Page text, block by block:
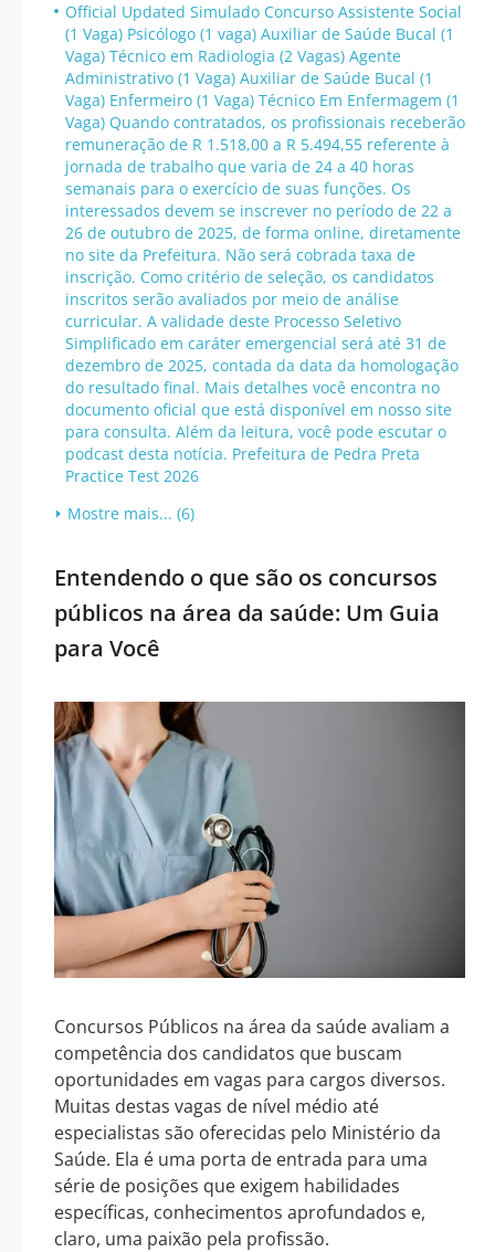
Official Updated Simulado Concurso Assistente Social
(1 Vaga) Psicólogo (1 vaga) Auxiliar de Saúde Bucal (1
Vaga) Técnico em Radiologia (2 Vagas) Agente
Administrativo (1 Vaga) Auxiliar de Saúde Bucal (1
Vaga) Enfermeiro (1 Vaga) Técnico Em Enfermagem (1
Vaga) Quando contratados, os profissionais receberão
remuneração de R 1.518,00 a R 5.494,55 referente à
jornada de trabalho que varia de 24 a 40 horas
semanais para o exercício de suas funções. Os
interessados devem se inscrever no período de 22 a
26 de outubro de 2025, de forma online, diretamente
no site da Prefeitura. Não será cobrada taxa de
inscrição. Como critério de seleção, os candidatos
inscritos serão avaliados por meio de análise
curricular. A validade deste Processo Seletivo
Simplificado em caráter emergencial será até 31 de
dezembro de 2025, contada da data da homologação
do resultado final. Mais detalhes você encontra no
documento oficial que está disponível em nosso site
para consulta. Além da leitura, você pode escutar o
podcast desta notícia. Prefeitura de Pedra Preta
Practice Test 2026
Mostre mais... (6)
Entendendo o que são os concursos
públicos na área da saúde: Um Guia
para Você
Concursos Públicos na área da saúde avaliam a
competência dos candidatos que buscam
oportunidades em vagas para cargos diversos.
Muitas destas vagas de nível médio até
especialistas são oferecidas pelo Ministério da
Saúde. Ela é uma porta de entrada para uma
série de posições que exigem habilidades
específicas, conhecimentos aprofundados e,
claro, uma paixão pela profissão.